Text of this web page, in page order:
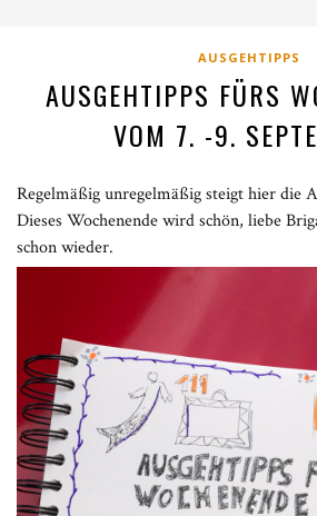
AUSGEHTIPPS
AUSGEHTIPPS FÜRS
VOM 7. -9.
Regelmäßig unregelmäßig steigt hier die
Dieses Wochenende wird schön, liebe
schon wieder.